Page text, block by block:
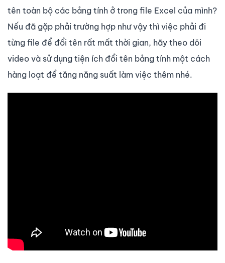
tên toàn bộ các bảng tính ở trong file Excel của mình?
Nếu đã gặp phải trường hợp như vậy thì việc phải đi
từng file để đổi tên rất mất thời gian, hãy theo dõi
video và sử dụng tiện ích đổi tên bảng tính một cách
hàng loạt để tăng năng suất làm việc thêm nhé.